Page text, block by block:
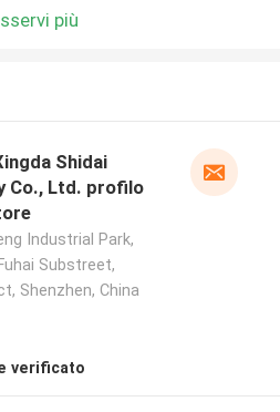
più
Shidai
Co., Ltd. profilo
Industrial Park,
Substreet,
Shenzhen, China
verificato